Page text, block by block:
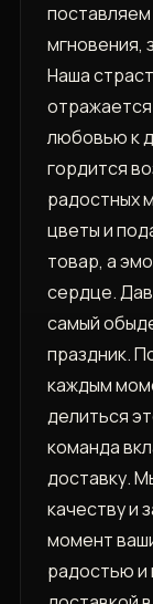
мгновения,
Наша
любовью к
гордится
радостных
цветы и
товар, а
сердце.
самый
праздник.
каждым
делиться
команда
доставку.
качеству и
момент
радостью и